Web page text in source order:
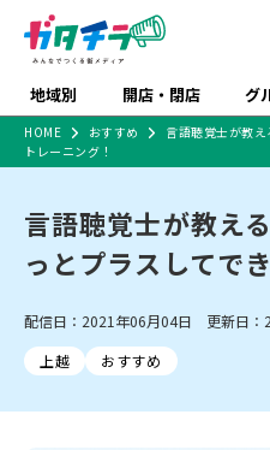
地域別 開店・閉店 グ
新潟市
中越
佐渡
開店
リニューアル・移転 休業
新潟市・開店
新潟市・閉店
ラーメン・開店
ラーメン・
ラーメン
和食
スイーツ
体験・販売
趣味・展示会
スポーツ
施設・ショップ
食品メーカー・県産
品
習い事・塾 アパレル・雑貨
特売セール
特集・まとめ記事
セツコママ ランキング
食品スーパー・コンビ
ショッピングモール・
大型施設
ファッション
HOME おすすめ
言語聴覚士が教
トレーニング！
言語聴覚士が教え
っとプラスしてで
配信日：2021年06月04日 更新日：
上越
おすすめ